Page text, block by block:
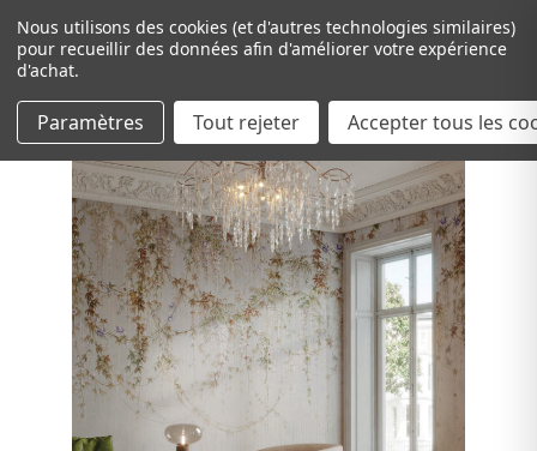
Passer au contenu principal
Nous utilisons des cookies (et d'autres technologies similaires)
pour recueillir des données afin d'améliorer votre expérience
d'achat.
Paramètres Tout rejeter Accepter tous les